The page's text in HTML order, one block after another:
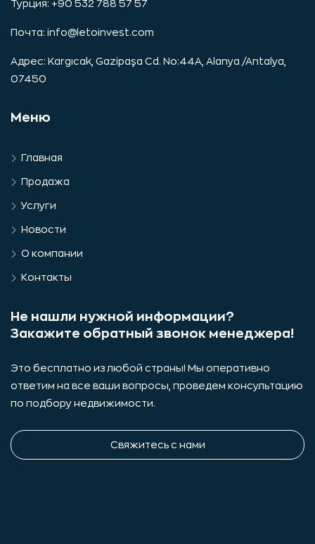
Турция: +90 532 788 57 57
Почта: info@letoinvest.com
Адрес: Kargıcak, Gazipaşa Cd. No:44A, Alanya /Antalya,
07450
Меню
Главная
Продажа
Услуги
Новости
О компании
Контакты
Не нашли нужной информации?
Закажите обратный звонок менеджера!
Это бесплатно из любой страны! Мы оперативно
ответим на все ваши вопросы, проведем консультацию
по подбору недвижимости.
Свяжитесь с нами